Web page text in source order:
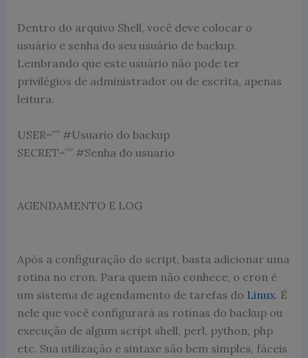
Dentro do arquivo Shell, você deve colocar o
usuário e senha do seu usuário de backup.
Lembrando que este usuário não pode ter
privilégios de administrador ou de escrita, apenas
leitura.
USER=”” #Usuario do backup
SECRET=”” #Senha do usuario
AGENDAMENTO E LOG
Após a configuração do script, basta adicionar uma
rotina no cron. Para quem não conhece, o cron é
um sistema de agendamento de tarefas do Linux. É
nele que você configurará as rotinas do backup ou
execução de algum script shell, perl, python, php
etc. Sua utilização e sintaxe são bem simples, fáceis